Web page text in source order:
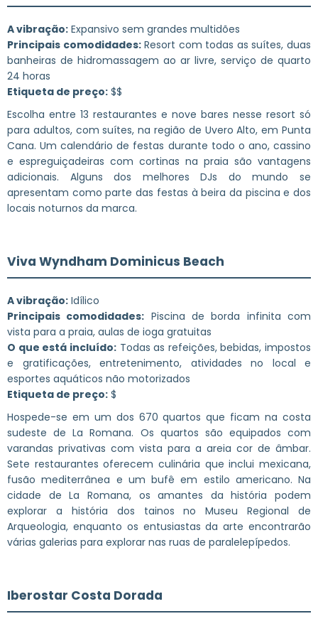
A vibração: Expansivo sem grandes multidões
Principais comodidades:Resort com todas as suítes, duas
banheiras de hidromassagem ao ar livre, serviço de quarto
24 horas
Etiqueta de preço: $$
Escolha entre 13 restaurantes e nove bares nesse resort só
para adultos, com suítes, na região de Uvero Alto, em Punta
Cana. Um calendário de festas durante todo o ano, cassino
e espreguiçadeiras com cortinas na praia são vantagens
adicionais. Alguns dos melhores DJs do mundo se
apresentam como parte das festas à beira da piscina e dos
locais noturnos da marca.
Viva Wyndham Dominicus Beach
A vibração: Idílico
Principais comodidades: Piscina de borda infinita com
vista para a praia, aulas de ioga gratuitas
O que está incluído:Todas as refeições, bebidas, impostos
e gratificações, entretenimento, atividades no local e
esportes aquáticos não motorizados
Etiqueta de preço: $
Hospede-se em um dos 670 quartos que ficam na costa
sudeste de La Romana. Os quartos são equipados com
varandas privativas com vista para a areia cor de âmbar.
Sete restaurantes oferecem culinária que inclui mexicana,
fusão mediterrânea e um bufê em estilo americano. Na
cidade de La Romana, os amantes da história podem
explorar a história dos tainos no Museu Regional de
Arqueologia, enquanto os entusiastas da arte encontrarão
várias galerias para explorar nas ruas de paralelepípedos.
Iberostar Costa Dorada